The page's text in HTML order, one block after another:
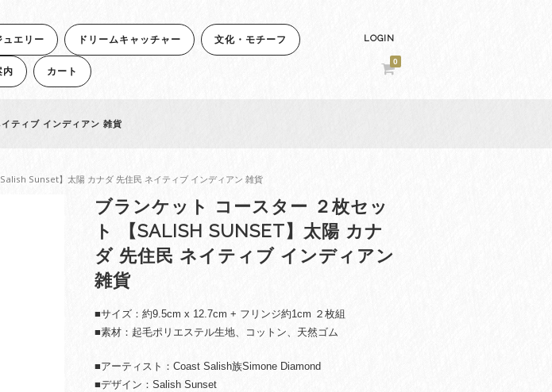
ュエリー ドリームキャッチャー 文化・モチーフ
内 カート
LOGIN
0
ティブ インディアン 雑貨
Sunset】太陽 カナダ 先住民 ネイティブ インディアン 雑貨
ブランケット コースター ２枚セッ
ト 【SALISH SUNSET】太陽 カナ
ダ 先住民 ネイティブ インディアン
雑貨
■サイズ：約9.5cm x 12.7cm + フリンジ約1cm ２枚組
■素材：起毛ポリエステル生地、コットン、天然ゴム
■アーティスト：Coast Salish族Simone Diamond
■デザイン：Salish Sunset